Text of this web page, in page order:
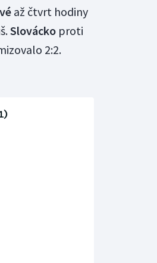
až čtvrt hodiny
Slováckoproti
2:2.